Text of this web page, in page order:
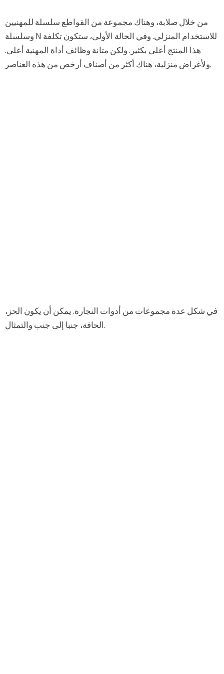
من خلال صلابة، وهناك مجموعة من القواطع سلسلة للمهنيين
وسلسلة N للاستخدام المنزلي. وفي الحالة الأولى، ستكون تكلفة
هذا المنتج أعلى بكثير. ولكن متانة وظائف أداة المهنية أعلى.
ولأغراض منزلية، هناك أكثر من أصناف أرخص من هذه العناصر.
في شكل عدة مجموعات من أدوات النجارة. يمكن أن يكون الحز،
الحافة، جنبا إلى جنب والتمثال.